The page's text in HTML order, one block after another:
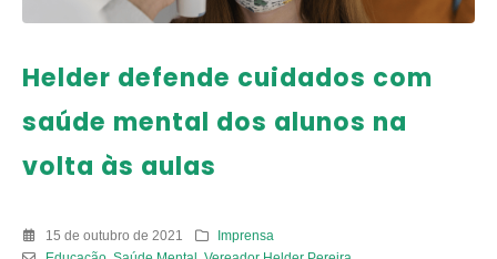
Helder defende cuidados com
saúde mental dos alunos na
volta às aulas
15 de outubro de 2021
Imprensa